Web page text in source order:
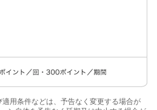
用条件などは、予告なく変更する場合が